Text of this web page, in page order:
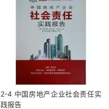
2-4 中国房地产企业社会责任实
践报告